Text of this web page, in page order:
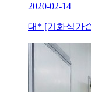
2020-02-14
대* [기화식가